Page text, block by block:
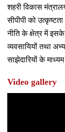
शहरी विकास
सीपीपी को
नीति के क्षेत्र में इसके
व्‍यवसायियों तथा
साझेदारियों के
Video gallery